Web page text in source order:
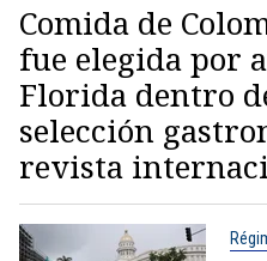
Comida de
fue elegida por
Florida dentro
selección
revista